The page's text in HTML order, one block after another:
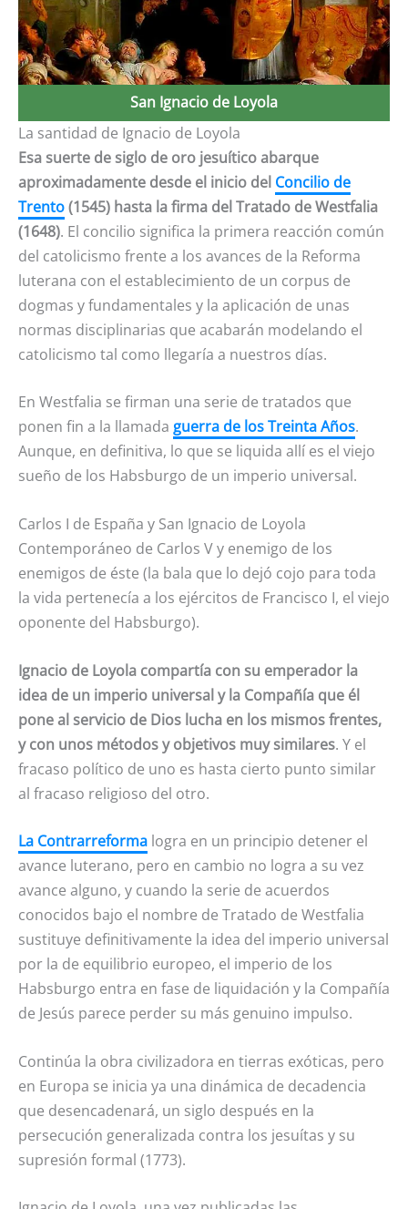
San Ignacio de Loyola
La santidad de Ignacio de Loyola
Esa suerte de siglo de oro jesuítico abarque
aproximadamente desde el inicio del Concilio de
Trento(1545) hasta la firma del Tratado de Westfalia
(1648). El concilio significa la primera reacción común
del catolicismo frente a los avances de la Reforma
luterana con el establecimiento de un corpus de
dogmas y fundamentales y la aplicación de unas
normas disciplinarias que acabarán modelando el
catolicismo tal como llegaría a nuestros días.
En Westfalia se firman una serie de tratados que
ponen fin a la llamada guerra de los Treinta Años.
Aunque, en definitiva, lo que se liquida allí es el viejo
sueño de los Habsburgo de un imperio universal.
Carlos I de España y San Ignacio de Loyola
Contemporáneo de Carlos V y enemigo de los
enemigos de éste (la bala que lo dejó cojo para toda
la vida pertenecía a los ejércitos de Francisco I, el viejo
oponente del Habsburgo).
Ignacio de Loyola compartía con su emperador la
idea de un imperio universal y la Compañía que él
pone al servicio de Dios lucha en los mismos frentes,
y con unos métodos y objetivos muy similares. Y el
fracaso político de uno es hasta cierto punto similar
al fracaso religioso del otro.
La Contrarreforma logra en un principio detener el
avance luterano, pero en cambio no logra a su vez
avance alguno, y cuando la serie de acuerdos
conocidos bajo el nombre de Tratado de Westfalia
sustituye definitivamente la idea del imperio universal
por la de equilibrio europeo, el imperio de los
Habsburgo entra en fase de liquidación y la Compañía
de Jesús parece perder su más genuino impulso.
Continúa la obra civilizadora en tierras exóticas, pero
en Europa se inicia ya una dinámica de decadencia
que desencadenará, un siglo después en la
persecución generalizada contra los jesuítas y su
supresión formal (1773).